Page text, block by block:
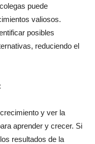
puede
valiosos.
posibles
reduciendo el
y ver la
aprender y crecer. Si
resultados de la